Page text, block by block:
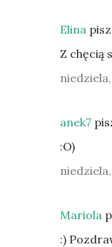
Elina
Z chęcią
anek7
:O)
Mariola
:)